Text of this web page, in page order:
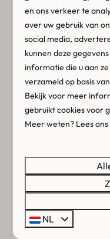
hink-stap-sprong
🎉Een
Warm, hartelijk en
Boek snel een
camping. Kinderen
camping.
een heuse
vervelen! De
natuurliefhebbers
tal van wandel- en
en ons verkeer te
over uw gebruik van
social media,
kunnen deze
informatie die u aan
verzameld op basis
Bekijk voor meer
gebruikt cookies voor
Meer weten? Lees
NL